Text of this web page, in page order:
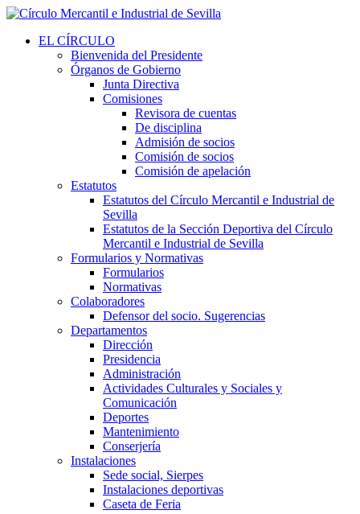
EL CÍRCULO
Bienvenida del Presidente
Órganos de Gobierno
Junta Directiva
Comisiones
Revisora de cuentas
De disciplina
Admisión de socios
Comisión de socios
Comisión de apelación
Estatutos
Estatutos del Círculo Mercantil e Industrial de
Sevilla
Estatutos de la Sección Deportiva del Círculo
Mercantil e Industrial de Sevilla
Formularios y Normativas
Formularios
Normativas
Colaboradores
Defensor del socio. Sugerencias
Departamentos
Dirección
Presidencia
Administración
Actividades Culturales y Sociales y
Comunicación
Deportes
Mantenimiento
Conserjería
Instalaciones
Sede social, Sierpes
Instalaciones deportivas
Caseta de Feria